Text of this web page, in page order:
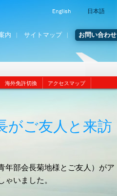
English 日本語
内 サイトマップ お問い合わせ
海外免許切換 アクセスマップ
がご友人と来訪
年部会長菊地様とご友人）がア
いました。